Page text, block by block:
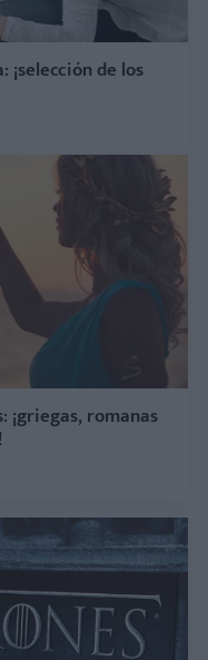
de los
¡griegas, romanas